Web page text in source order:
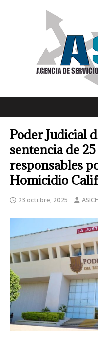
Poder Judicial
sentencia de
responsables
Homicidio
23 octubre, 2025 ASICH